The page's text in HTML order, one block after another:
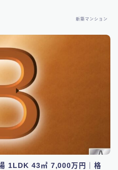
新築マンション
1LDK 43㎡ 7,000万円｜格